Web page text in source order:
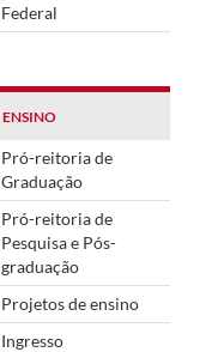
Federal
ENSINO
Pró-reitoria de
Graduação
Pró-reitoria de
Pesquisa e Pós-
graduação
Projetos de ensino
Ingresso